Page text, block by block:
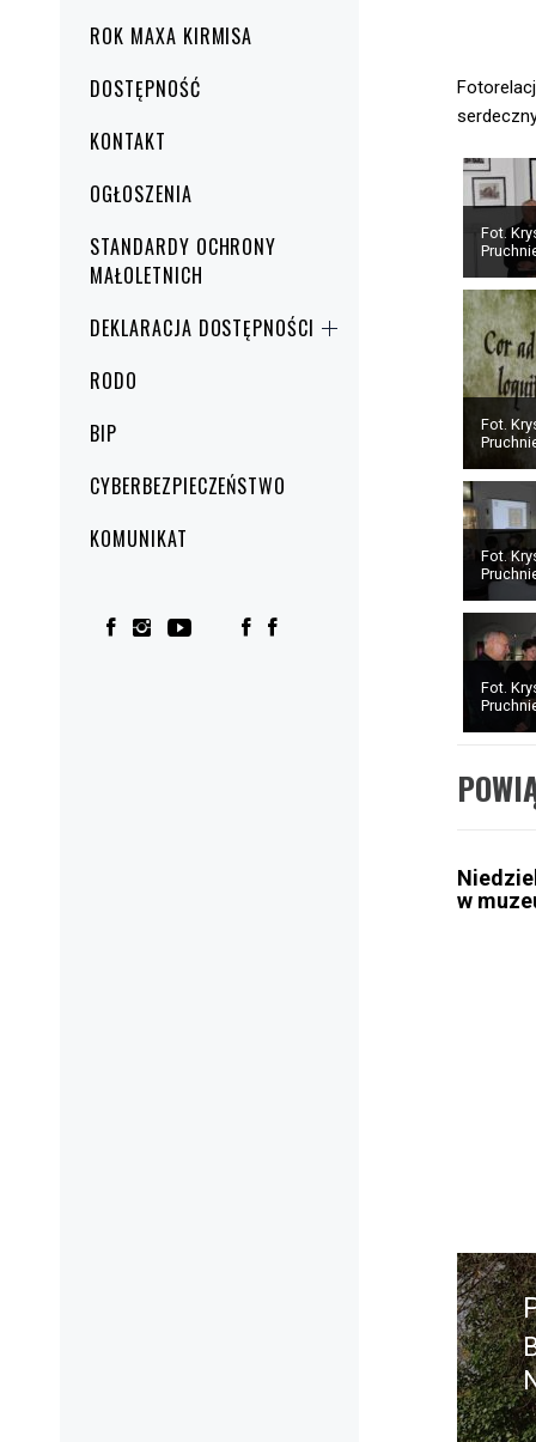
ROK MAXA KIRMISA
DOSTĘPNOŚĆ
KONTAKT
OGŁOSZENIA
STANDARDY OCHRONY
MAŁOLETNICH
DEKLARACJA DOSTĘPNOŚCI
RODO
BIP
CYBERBEZPIECZEŃSTWO
KOMUNIKAT
Fot.
Fot.
Fot.
Fot.
w
wpisu